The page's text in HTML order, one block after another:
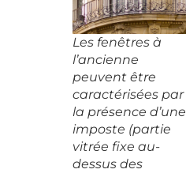
Les fenêtres à
l’ancienne
peuvent être
caractérisées par
la présence d’une
imposte (partie
vitrée fixe au-
dessus des